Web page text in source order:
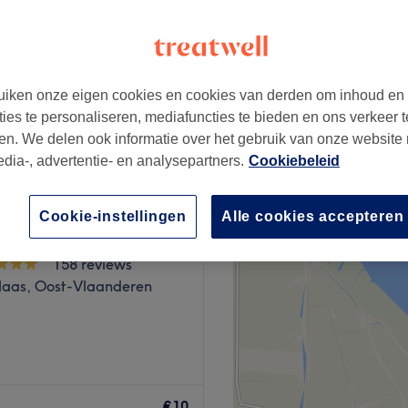
vanaf €10
Niklaas ben je aan het
Beauty Salon
158 reviews
Oost-Vlaanderen
onze eigen cookies en cookies van derden om inhoud en
te personaliseren, mediafuncties te bieden en ons verkeer
We delen ook informatie over het gebruik van onze website
, advertentie- en analysepartners. Cookiebeleid
Alle cookies accepteren
Cookie-instellingen